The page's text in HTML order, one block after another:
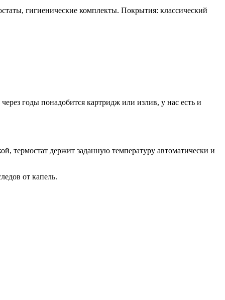
гигиенические комплекты. Покрытия: классический
годы понадобится картридж или излив, у нас есть и
термостат держит заданную температуру автоматически и
от капель.